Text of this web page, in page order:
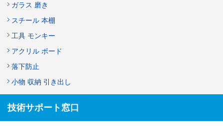
ガラス 磨き
スチール 本棚
工具 モンキー
アクリル ボード
落下防止
小物 収納 引き出し
技術サポート窓口